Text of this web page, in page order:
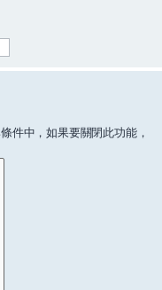
件中，如果要關閉此功能，